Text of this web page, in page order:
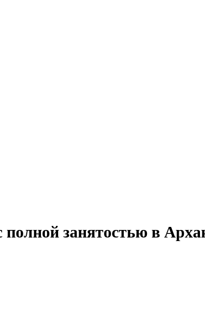
занятостью в